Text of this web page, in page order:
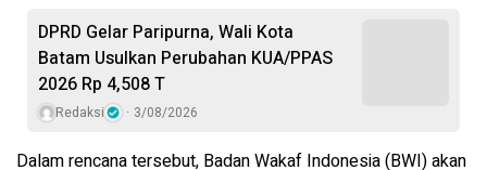
DPRD Gelar Paripurna, Wali Kota
Batam Usulkan Perubahan KUA/PPAS
2026 Rp 4,508 T
Redaksi 3/08/2026
Dalam rencana tersebut, Badan Wakaf Indonesia (BWI) akan